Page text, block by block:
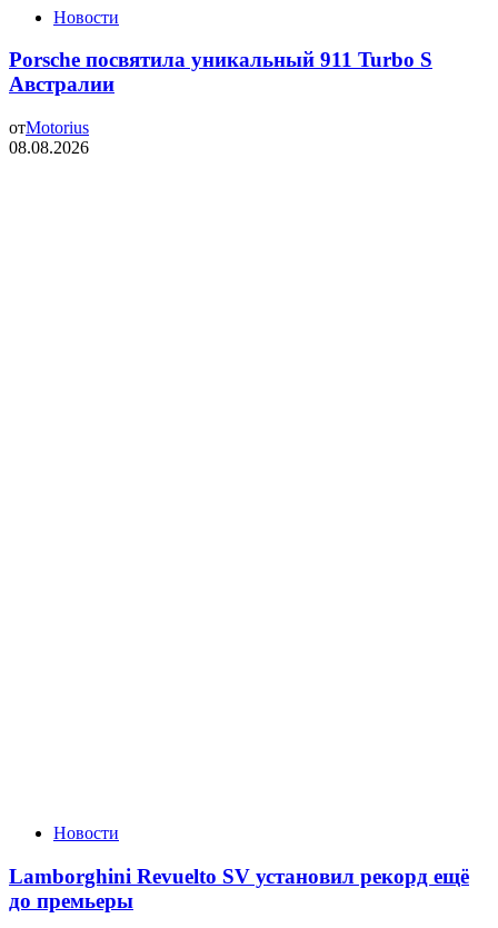
Новости
Porsche посвятила уникальный 911 Turbo S
Австралии
отMotorius
08.08.2026
Новости
Lamborghini Revuelto SV установил рекорд ещё
до премьеры